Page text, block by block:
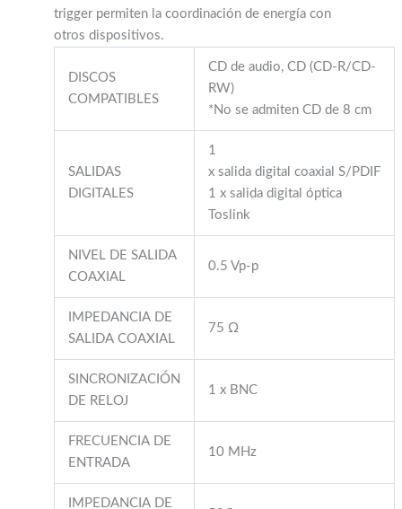
trigger permiten la coordinación de energía con
otros dispositivos.
DISCOS
COMPATIBLES
CD de audio, CD (CD-R/CD-
RW)
*No se admiten CD de 8 cm
SALIDAS
DIGITALES
1
x salida digital coaxial S/PDIF
1 x salida digital óptica
Toslink
NIVEL DE SALIDA
COAXIAL
0.5 Vp-p
IMPEDANCIA DE
SALIDA COAXIAL
75 Ω
SINCRONIZACIÓN
DE RELOJ
1 x BNC
FRECUENCIA DE
ENTRADA
10 MHz
IMPEDANCIA DE